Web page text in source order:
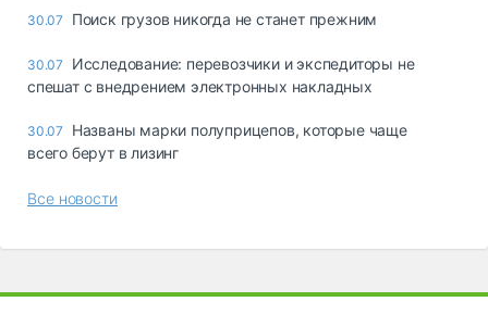
30.07 Поиск грузов никогда не станет прежним
30.07
Исследование: перевозчики и экспедиторы не
спешат с внедрением электронных накладных
30.07
Названы марки полуприцепов, которые чаще
всего берут в лизинг
Все новости